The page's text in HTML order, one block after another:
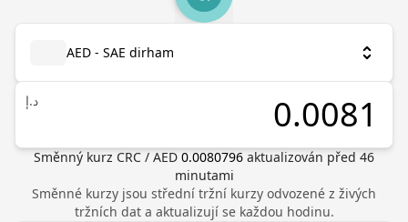
AED - SAE dirham
د.إ
Směnný kurz CRC / AED 0.0080796 aktualizován před 46
minutami
Směnné kurzy jsou střední tržní kurzy odvozené z živých
tržních dat a aktualizují se každou hodinu.